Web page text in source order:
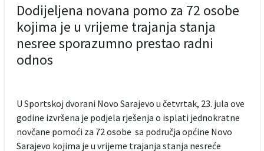
Dodijeljena novana pomo za 72 osobe
kojima je u vrijeme trajanja stanja
nesree sporazumno prestao radni
odnos
U Sportskoj dvorani Novo Sarajevo u četvrtak, 23. jula ove
godine izvršena je podjela rješenja o isplati jednokratne
novčane pomoći za 72 osobe sa područja općine Novo
Sarajevo kojima je u vrijeme trajanja stanja nesreće